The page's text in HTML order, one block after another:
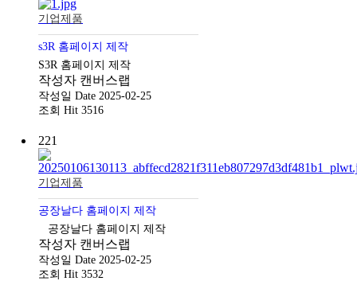
기업제품
s3R 홈페이지 제작
S3R 홈페이지 제작
작성자 캔버스랩
작성일 Date 2025-02-25
조회 Hit 3516
221
기업제품
공장날다 홈페이지 제작
공장날다 홈페이지 제작
작성자 캔버스랩
작성일 Date 2025-02-25
조회 Hit 3532